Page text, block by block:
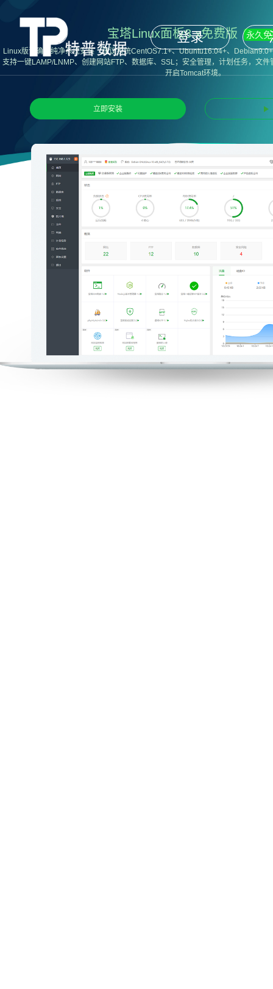
登录
宝塔Linux面板8.x免费版 永久
Linux版请确保纯净系统安装（建议系统CentOS7.1+、Ubuntu16.04+、
支持一键LAMP/LNMP、创建网站FTP、数据库、SSL；安全管理，计划任务，文
开启Tomcat环境。
立即安装